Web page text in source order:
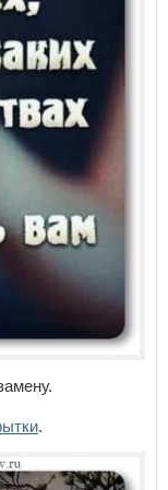
.